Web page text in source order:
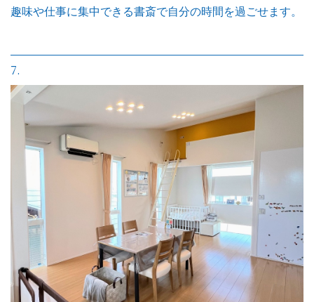
趣味や仕事に集中できる書斎で自分の時間を過ごせます。
7.